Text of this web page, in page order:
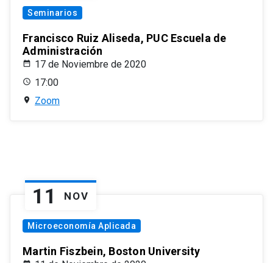
Seminarios
Francisco Ruiz Aliseda, PUC Escuela de
Administración
17 de Noviembre de 2020
17:00
Zoom
11 NOV
Microeconomía Aplicada
Martin Fiszbein, Boston University